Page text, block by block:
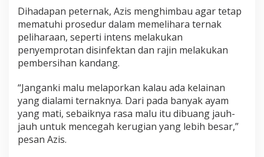
Dihadapan peternak, Azis menghimbau agar tetap
mematuhi prosedur dalam memelihara ternak
peliharaan, seperti intens melakukan
penyemprotan disinfektan dan rajin melakukan
pembersihan kandang.
“Janganki malu melaporkan kalau ada kelainan
yang dialami ternaknya. Dari pada banyak ayam
yang mati, sebaiknya rasa malu itu dibuang jauh-
jauh untuk mencegah kerugian yang lebih besar,”
pesan Azis.